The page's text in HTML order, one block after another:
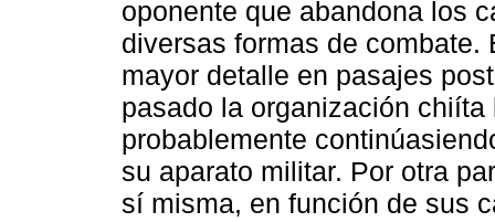
oponente que abandona los
diversas formas de
mayor detalle en pasajes
pasado la organización
probablemente
su aparato militar. Por otra
sí misma, en función de sus